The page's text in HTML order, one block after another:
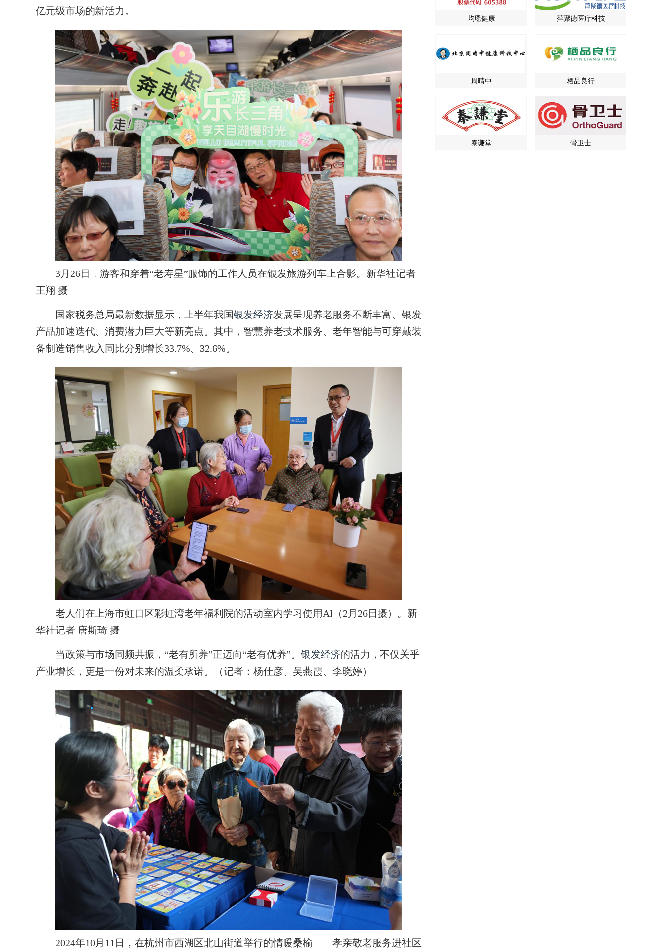
亿元级市场的新活力。
3月26日，游客和穿着“老寿星”服饰的工作人员在银发旅游列车上合影。新华社记者
王翔 摄
国家税务总局最新数据显示，上半年我国银发经济发展呈现养老服务不断丰富、银发
产品加速迭代、消费潜力巨大等新亮点。其中，智慧养老技术服务、老年智能与可穿戴装
备制造销售收入同比分别增长33.7%、32.6%。
老人们在上海市虹口区彩虹湾老年福利院的活动室内学习使用AI（2月26日摄）。新
华社记者 唐斯琦 摄
当政策与市场同频共振，“老有所养”正迈向“老有优养”。 银发经济的活力，不仅关乎
产业增长，更是一份对未来的温柔承诺。（记者：杨仕彦、吴燕霞、李晓婷）
2024年10月11日，在杭州市西湖区北山街道举行的情暖桑榆——孝亲敬老服务进社区
均瑶健康 萍聚德医疗科技
周晴中 栖品良行
泰谦堂 骨卫士